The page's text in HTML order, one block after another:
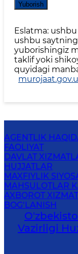
Yuborish
Eslatma:
ushbu
yuborishingiz
taklif yoki
quyidagi
AGENTLIK
FAOLIYAT
DAVLAT
HUJJATLAR
MAXFIYLIK
MAHSULOTLAR
AXBOROT
BOG‘LANISH
Vazirligi